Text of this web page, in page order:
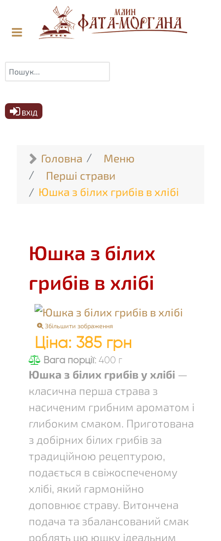
Пошук
ВХІД
Головна
Меню
Перші страви
Юшка з білих грибів в хлібі
Юшка з білих
грибів в хлібі
Збільшити зображення
Ціна: 385 грн
Вага порції: 400 г
Юшка з білих грибів у хлібі —
класична перша страва з
насиченим грибним ароматом і
глибоким смаком. Приготована
з добірних білих грибів за
традиційною рецептурою,
подається в свіжоспеченому
хлібі, який гармонійно
доповнює страву. Витончена
подача та збалансований смак
роблять цю юшку ідеальним